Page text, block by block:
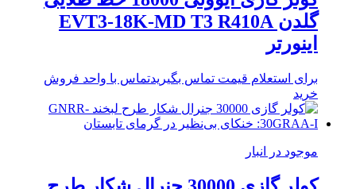
گلدن EVT3-18K-MD T3 R410A
اینورتر
برای استعلام قیمت تماس بگیریدتماس با واحد فروش
خرید
موجود در انبار